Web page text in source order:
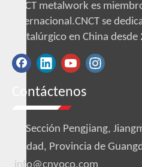
CNCT metalwork es
internacional.CNCT se
metalúrgico en China desde
Contáctenos
Sección Pengjiang,
Ciudad, Provincia de